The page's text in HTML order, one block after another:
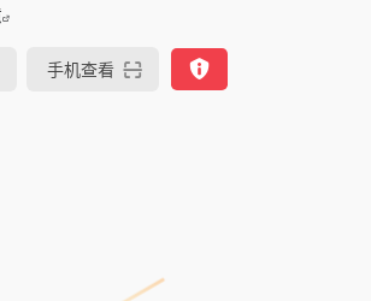
手机查看